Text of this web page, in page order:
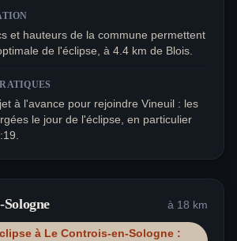
et hauteurs de la commune permettent
de l'éclipse, à 4.4 km de Blois.
à l'avance pour rejoindre Vineuil : les
le jour de l'éclipse, en particulier
à 18 km
à Le Controis-en-Sologne :